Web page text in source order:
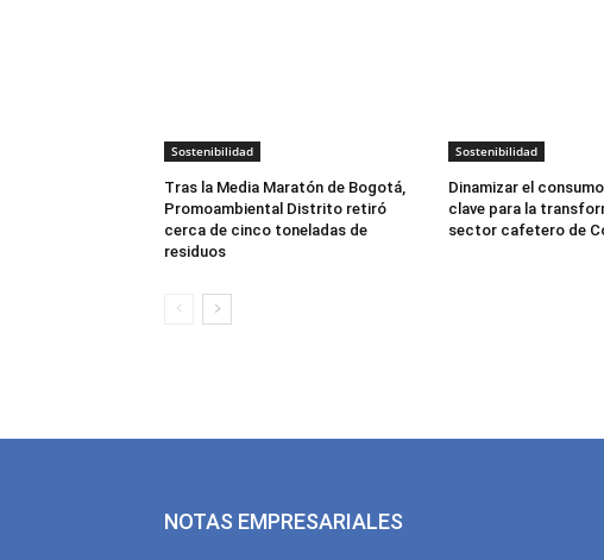
Sostenibilidad
Tras la Media Maratón de Bogotá,
Promoambiental Distrito retiró
cerca de cinco toneladas de
residuos
Sostenibilidad
Dinamizar el
clave para la
sector cafetero de
NOTAS EMPRESARIALES